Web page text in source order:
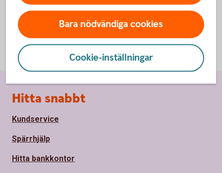
Bara nödvändiga cookies
Cookie-inställningar
Sidfot
Hitta snabbt
Kundservice
Spärrhjälp
Hitta bankkontor